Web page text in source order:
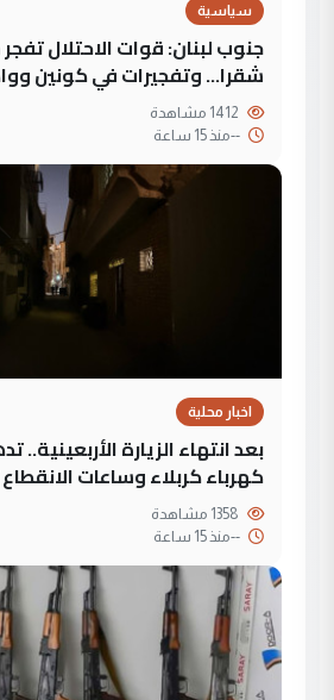
سياسية
جنوب لبنان: قوات الاحتلال
شقرا… وتفجيرات في كونين
--منذ 15 ساعة
اخبار محلية
بعد انتهاء الزيارة
كهرباء كربلاء وساعات
--منذ 15 ساعة